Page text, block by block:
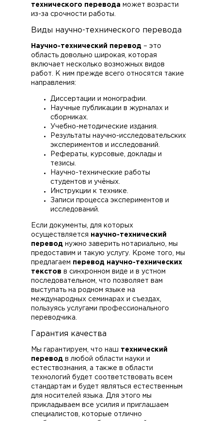
технического перевода может возрасти
из-за срочности работы.
Виды научно-технического перевода
Научно-технический перевод – это
область довольно широкая, которая
включает несколько возможных видов
работ. К ним прежде всего относятся такие
направления:
Диссертации и монографии.
Научные публикации в журналах и
сборниках.
Учебно-методические издания.
Результаты научно-исследовательских
экспериментов и исследований.
Рефераты, курсовые, доклады и
тезисы.
Научно-технические работы
студентов и учёных.
Инструкции к технике.
Записи процесса экспериментов и
исследований.
Если документы, для которых
осуществляется научно-технический
перевод нужно заверить нотариально, мы
предоставим и такую услугу. Кроме того, мы
предлагаем перевод научно-технических
текстов в синхронном виде и в устном
последовательном, что позволяет вам
выступать на родном языке на
международных семинарах и съездах,
пользуясь услугами профессионального
переводчика.
Гарантия качества
Мы гарантируем, что наш технический
перевод в любой области науки и
естествознания, а также в области
технологий будет соответствовать всем
стандартам и будет являться естественным
для носителей языка. Для этого мы
прикладываем все усилия и приглашаем
специалистов, которые отлично